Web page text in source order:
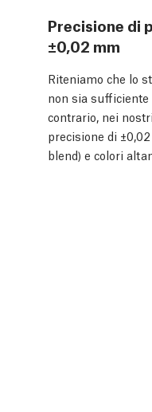
Precisione di
±0,02 mm
Riteniamo che lo
non sia
contrario, nei
precisione di
blend) e colori